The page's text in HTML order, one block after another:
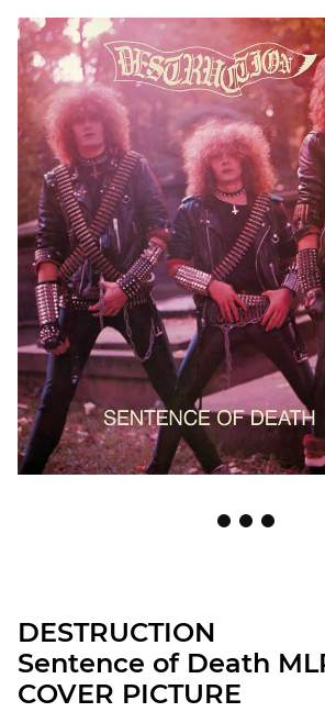
DESTRUCTION
Sentence of Death
COVER PICTURE